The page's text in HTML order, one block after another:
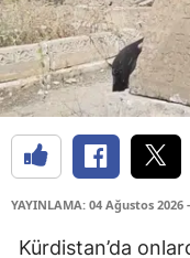
YAYINLAMA: 04 Ağustos 2026
Kürdistan’da